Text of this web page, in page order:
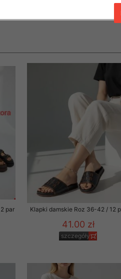
par Klapki damskie Roz 36-42 / 12
41.00 zł
szczegóły
Europejskiego i Rady (UE)
z przetwarzaniem danych
95/46/WE (określane jako
się to po dniu 25 maja
to wyrazisz zgodę na
momencie wycofać . Pamiętaj, że
(prawo dostępu,
przenoszenia, niepodlegania
wyrażenia sprzeciwu wobec